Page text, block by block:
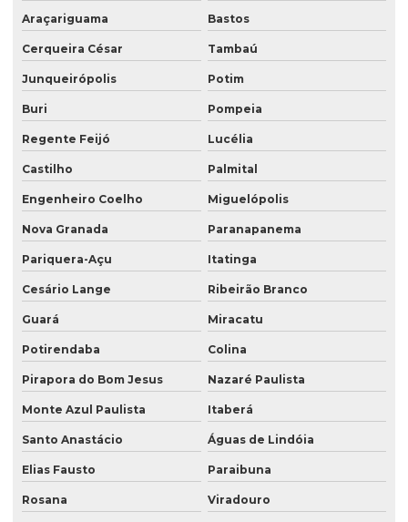
Araçariguama Bastos
Cerqueira César Tambaú
Junqueirópolis Potim
Buri Pompeia
Regente Feijó Lucélia
Castilho Palmital
Engenheiro Coelho Miguelópolis
Nova Granada Paranapanema
Pariquera-Açu Itatinga
Cesário Lange Ribeirão Branco
Guará Miracatu
Potirendaba Colina
Pirapora do Bom Jesus Nazaré Paulista
Monte Azul Paulista Itaberá
Santo Anastácio Águas de Lindóia
Elias Fausto Paraibuna
Rosana Viradouro